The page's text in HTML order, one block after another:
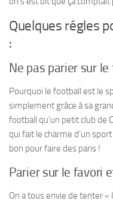
Quelques régles
:
Ne pas parier sur
Pourquoi le football est le
simplement grâce à sa
football qu’un petit club de
qui fait le charme d’un
bon pour faire des paris !
Parier sur le favori
On a tous envie de tenter «